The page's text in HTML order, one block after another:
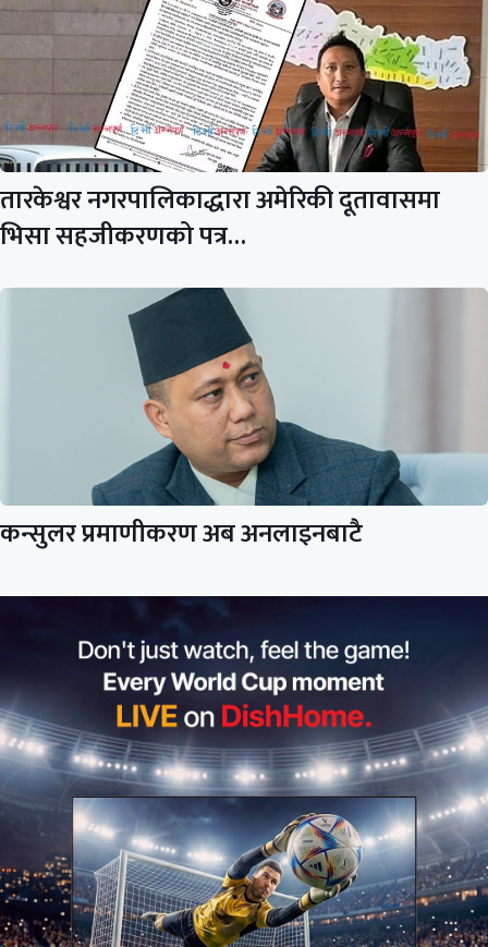
तारकेश्वर नगरपालिकाद्धारा अमेरिकी दूतावासमा
भिसा सहजीकरणको पत्र…
कन्सुलर प्रमाणीकरण अब अनलाइनबाटै